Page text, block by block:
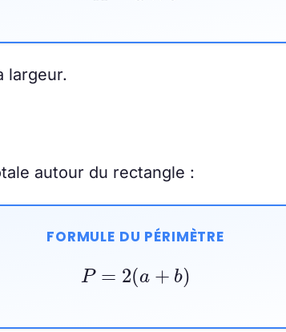
largeur.
autour du rectangle :
FORMULE DU PÉRIMÈTRE
P 2(a+ b )